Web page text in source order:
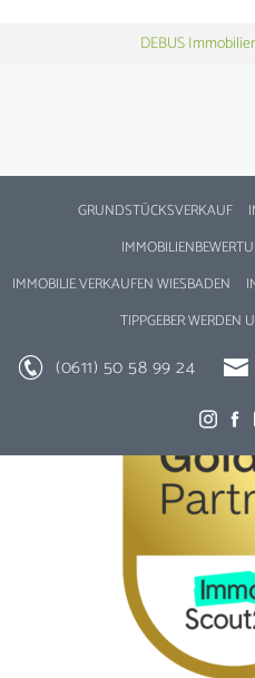
DEBUS
GRUNDSTÜCKSVERKAUF
IMMOBILIE VERKAUFEN WIESBADEN
TIPPGEBER WERDEN
(0611) 50 58 99 24